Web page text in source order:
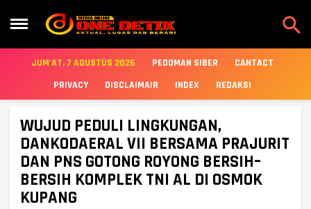

JUM'AT, 7 AGUSTUS 2026 PEDOMAN SIBER
CANTACT
PRIVACY
DISCLAIMAIR INDEX REDAKSI
WUJUD PEDULI LINGKUNGAN,
DANKODAERAL VII BERSAMA PRAJURIT
DAN PNS GOTONG ROYONG BERSIH–
BERSIH KOMPLEK TNI AL DI OSMOK
KUPANG